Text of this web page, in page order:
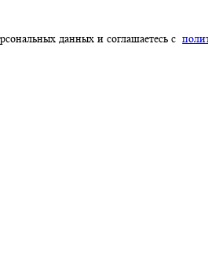
и проконсультируют по всем
персональных данных и